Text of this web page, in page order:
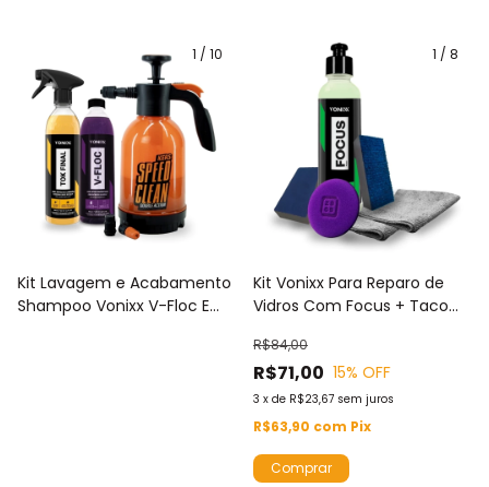
1 / 10
Kit Lavagem e Acabamento
Shampoo Vonixx V-Floc E
1 / 8
Kit Vonixx Para Reparo de
Vidros Com Focus + Taco
Microfibra + Aplicador de
Espuma
R$71,00
R$84,00
15% OFF
3 x de R$23,67 sem juros
R$63,90 com Pix